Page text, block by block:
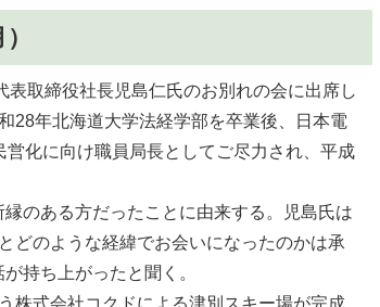
取締役社長児島仁氏のお別れの会に出席し
28年北海道大学法経学部を卒業後、日本電
化に向け職員局長としてご尽力され、平成
のある方だったことに由来する。児島氏は
どのような経緯でお会いになったのかは承
持ち上がったと聞く。